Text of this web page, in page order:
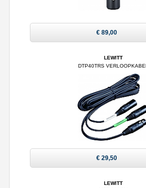
€ 89,00
LEWITT
DTP40TRS VERLOOPKABEL
€ 29,50
LEWITT